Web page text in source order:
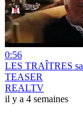
0:56
LES TRAÎTRES
TEASER
REALTV
il y a 4 semaines